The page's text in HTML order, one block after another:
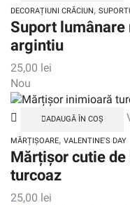
DECORAȚIUNI CRĂCIUN,
Suport lumânare
argintiu
25,00 lei
Nou
ADAUGĂ ÎN COȘ
MĂRȚIȘOARE, VALENTINE'S DAY
Mărțișor cutie
turcoaz
25,00 lei